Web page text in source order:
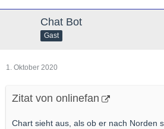
Chat Bot
Gast
1. Oktober 2020
Zitat von onlinefan
Chart sieht aus, als ob er nach Norden